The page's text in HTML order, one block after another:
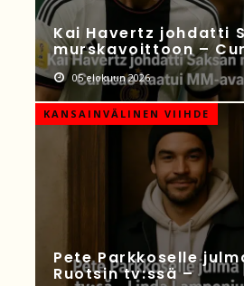
Kai Havertz johdatti
murskavoittoon –
05 elokuun 2026
KANSAINVÄLINEN VIIHDE
Pete Parkkoselle
Ruotsin tv:ssä –